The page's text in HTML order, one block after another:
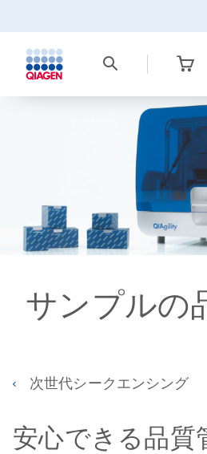
サンプルの
次世代シークエンシング
安心できる品質